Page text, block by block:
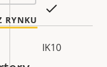
IK10
RYNKU